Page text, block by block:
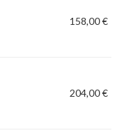
158,00 €
204,00 €